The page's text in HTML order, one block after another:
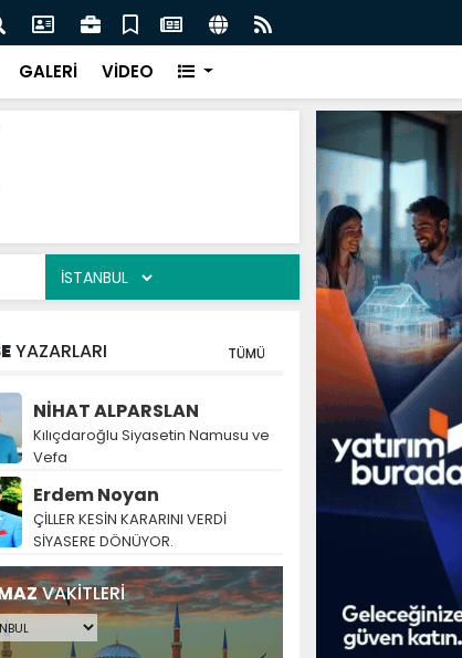
İlkadım’da Gönüllere Dokunuyoruz
GALERİ VİDEO
YAZARLARI TÜMÜ
NİHAT ALPARSLAN
Kılıçdaroğlu Siyasetin Namusu ve
Vefa
Erdem Noyan
ÇİLLER KESİN KARARINI VERDİ
SİYASERE DÖNÜYOR.
VAKİTLERİ